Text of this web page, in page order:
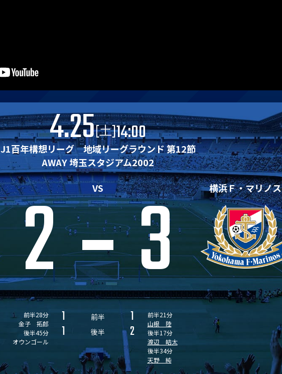
4.25[土]14:00
J1百年構想リーグ 地域リーグラウンド 第12節
AWAY 埼玉スタジアム2002
VS 横浜Ｆ・マリノス
2 3
前半28分
金子 拓郎
後半45分
オウンゴール
1 前半
1
1
後半 2
前半21分
山根 陸
後半17分
渡辺 皓太
後半34分
天野 純